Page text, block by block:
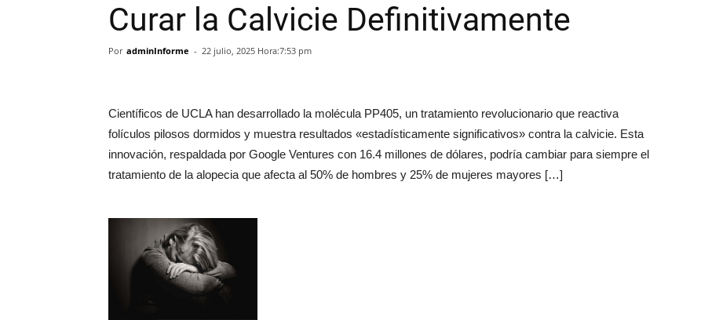
Curar la Calvicie Definitivamente
Por adminInforme - 22 julio, 2025 Hora:7:53 pm
Científicos de UCLA han desarrollado la molécula PP405, un tratamiento revolucionario que reactiva
folículos pilosos dormidos y muestra resultados «estadísticamente significativos» contra la calvicie. Esta
innovación, respaldada por Google Ventures con 16.4 millones de dólares, podría cambiar para siempre el
tratamiento de la alopecia que afecta al 50% de hombres y 25% de mujeres mayores […]